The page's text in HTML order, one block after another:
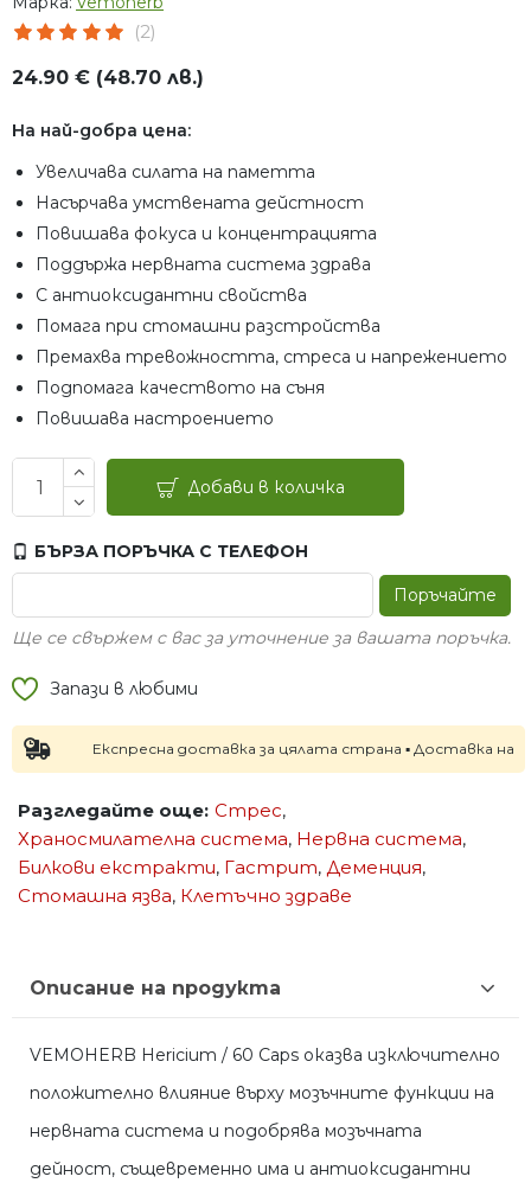
(2)
24.90 € (48.70 лв.)
На най-добра цена:
Увеличава силата на паметта
Насърчава умствената дейстност
Повишава фокуса и концентрацията
Поддържа нервната система здрава
С антиоксидантни свойства
Помага при стомашни разстройства
Премахва тревожността, стреса и напрежението
Подпомага качеството на съня
Повишава настроението
Добави в количка
БЪРЗА ПОРЪЧКА С ТЕЛЕФОН
Поръчайте
Ще се свържем с вас за уточнение за вашата поръчка.
Запази в любими
Експресна доставка за цялата страна ▪ Доставка на
Разгледайте още: Стрес,
Храносмилателна система, Нервна система,
Билкови екстракти, Гастрит, Деменция,
Стомашна язва, Клетъчно здраве
Описание на продукта
VEMOHERB Hericium / 60 Caps оказва изключително
положително влияние върху мозъчните функции на
нервната система и подобрява мозъчната
дейност, същевременно има и антиоксидантни